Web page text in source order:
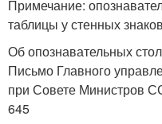
Примечание:
таблицы у стенных
Об опознавательных
Письмо Главного
при Совете Министров
645